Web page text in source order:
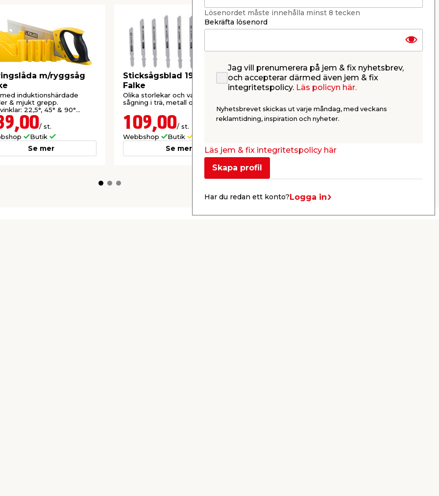
m/ryggsåg
induktionshärdade
& mjukt grepp.
22,5°, 45° & 90°
/ st.
Butik
Se mer
Sticksågsblad 19 delar
Falke
Olika storlekar och varianter för
sågning i trä, metall och kakel.
109,00/ st.
Webbshop
Butik
Se mer
Sticksågsblad
Laminat/Trä 5-pack Irwin
93,95
Se mer
Lösenordet måste innehålla minst 8 tecken
Bekräfta lösenord
Jag vill prenumerera på jem & fix nyhetsbrev,
och accepterar därmed även jem & fix
integritetspolicy. Läs policyn här.
Nyhetsbrevet skickas ut varje måndag, med veckans
reklamtidning, inspiration och nyheter.
Läs jem & fix integritetspolicy här
Skapa profil
Har du redan ett konto?Logga in